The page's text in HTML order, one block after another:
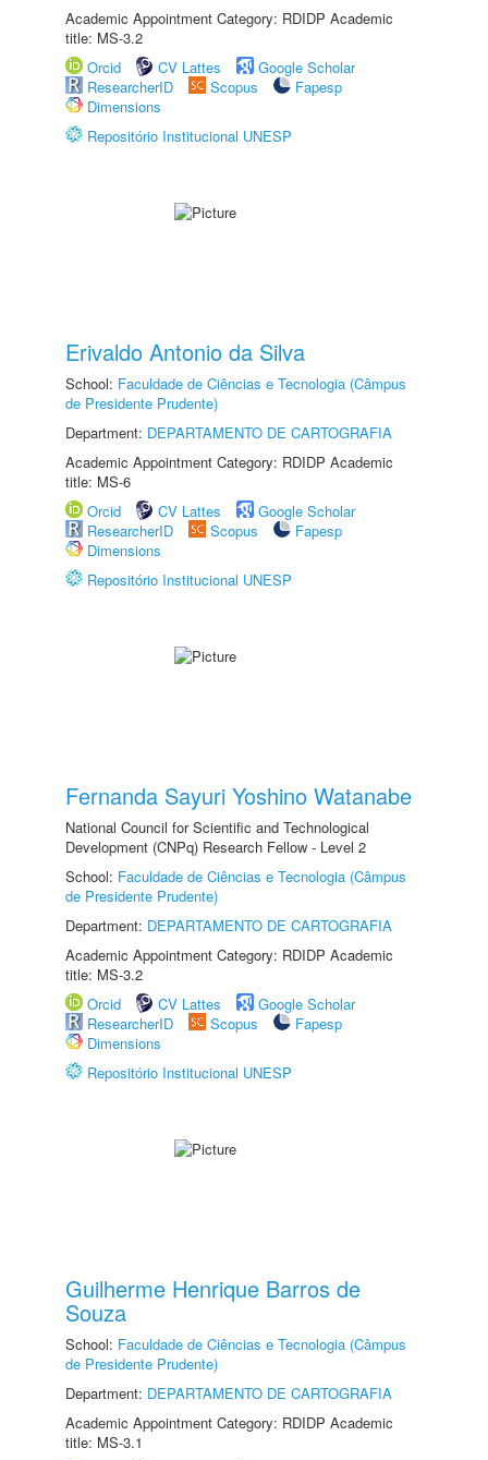
Academic Appointment Category: RDIDP Academic
title: MS-3.2
Orcid
CV Lattes
Google Scholar
ResearcherID
Scopus
Fapesp
Dimensions
Repositório Institucional UNESP
Erivaldo Antonio da Silva
School: Faculdade de Ciências e Tecnologia (Câmpus
de Presidente Prudente)
Department: DEPARTAMENTO DE CARTOGRAFIA
Academic Appointment Category: RDIDP Academic
title: MS-6
Orcid
CV Lattes
Google Scholar
ResearcherID
Scopus
Fapesp
Dimensions
Repositório Institucional UNESP
Fernanda Sayuri Yoshino Watanabe
National Council for Scientific and Technological
Development (CNPq) Research Fellow - Level 2
School: Faculdade de Ciências e Tecnologia (Câmpus
de Presidente Prudente)
Department: DEPARTAMENTO DE CARTOGRAFIA
Academic Appointment Category: RDIDP Academic
title: MS-3.2
Orcid
CV Lattes
Google Scholar
ResearcherID
Scopus
Fapesp
Dimensions
Repositório Institucional UNESP
Guilherme Henrique Barros de
Souza
School: Faculdade de Ciências e Tecnologia (Câmpus
de Presidente Prudente)
Department: DEPARTAMENTO DE CARTOGRAFIA
Academic Appointment Category: RDIDP Academic
title: MS-3.1